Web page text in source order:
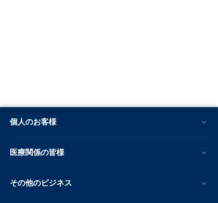
個人のお客様
医療関係の皆様
その他のビジネス